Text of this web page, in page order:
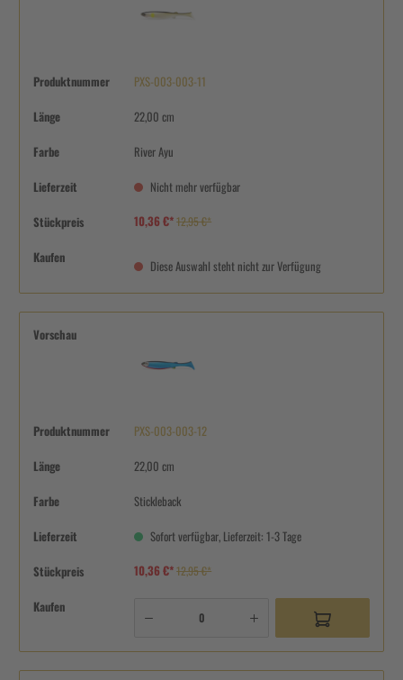
Produktnummer PXS-003-003-11
Länge 22,00 cm
Farbe River Ayu
Lieferzeit Nicht mehr verfügbar
Stückpreis 10,36 €*12,95 €*
Kaufen
Diese Auswahl steht nicht zur Verfügung
Vorschau
Produktnummer PXS-003-003-12
Länge 22,00 cm
Farbe Stickleback
Lieferzeit Sofort verfügbar, Lieferzeit: 1-3 Tage
Stückpreis 10,36 €*12,95 €*
Kaufen